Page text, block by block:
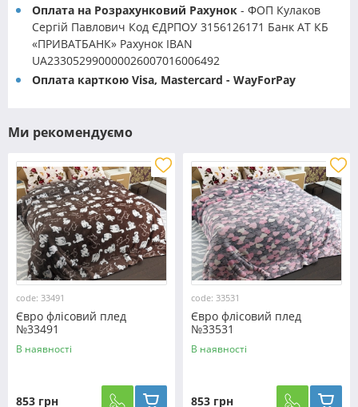
Оплата на Розрахунковий Рахунок - ФОП Кулаков
Сергій Павлович Код ЄДРПОУ 3156126171 Банк АТ КБ
«ПРИВАТБАНК» Рахунок IBAN
UA233052990000026007016006492
Оплата карткою Visa, Mastercard - WayForPay
Ми рекомендуємо
code: 33491
Євро флісовий плед
№33491
В наявності
853 грн
code: 33531
Євро флісовий плед
№33531
В наявності
853 грн